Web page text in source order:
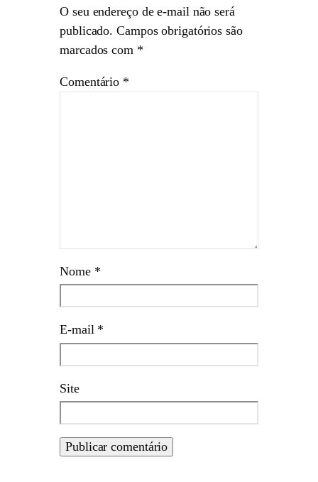
O seu endereço de e-mail não será
publicado. Campos obrigatórios são
marcados com *
Comentário *
Nome *
E-mail *
Site